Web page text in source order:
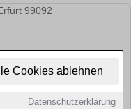
Cookies ablehnen
Datenschutzerklärung